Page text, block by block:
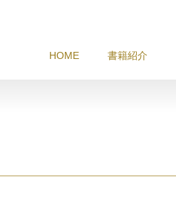
HOME 書籍紹介